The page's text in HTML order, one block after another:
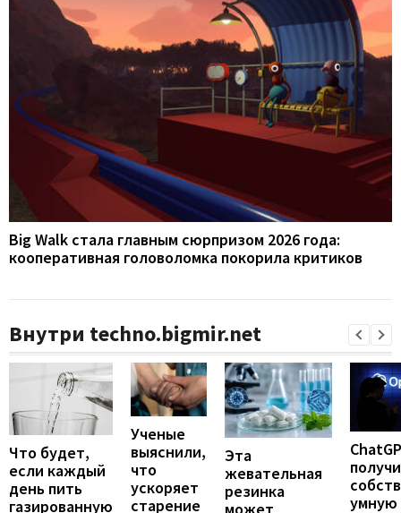
Big Walk стала главным сюрпризом 2026 года:
кооперативная головоломка покорила критиков
Внутри techno.bigmir.net
Что будет,
если каждый
день пить
газированную
Ученые
выяснили,
что
ускоряет
старение
Эта
жевательная
резинка
умную